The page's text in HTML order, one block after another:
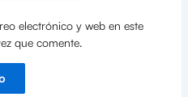
electrónico y web en este
que comente.